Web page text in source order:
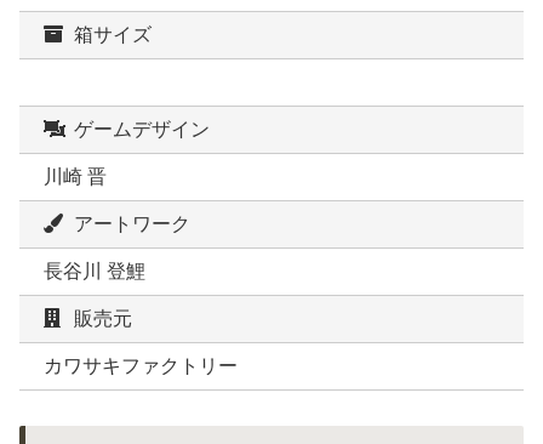
箱サイズ
ゲームデザイン
川崎 晋
アートワーク
長谷川 登鯉
販売元
カワサキファクトリー